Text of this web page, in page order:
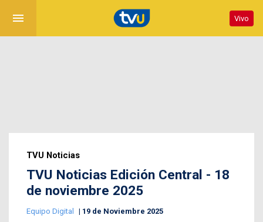
menu Vivo
TVU Noticias
TVU Noticias Edición Central - 18
de noviembre 2025
Equipo Digital 19 de Noviembre 2025